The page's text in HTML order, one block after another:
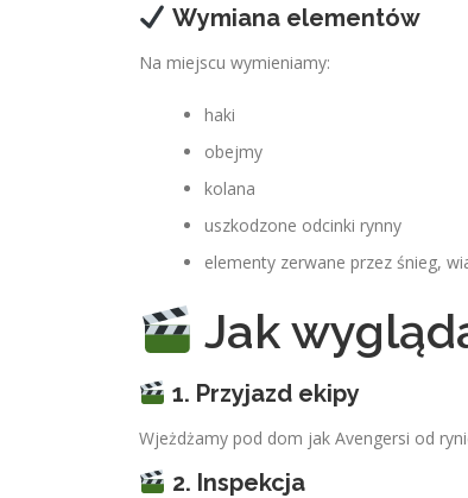
Wymiana elementów
Na miejscu wymieniamy:
haki
obejmy
kolana
uszkodzone odcinki rynny
elementy zerwane przez śnieg,
Jak
1. Przyjazd ekipy
Wjeżdżamy pod dom jak Avengersi od
2. Inspekcja